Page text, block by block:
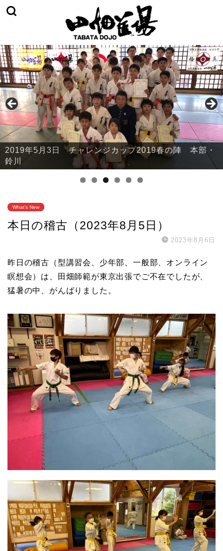
2019年5月3日 チャレンジカップ2019春の陣 山辺・
中山・大江
What's New
本日の稽古（2023年8月5日）
2023年8月6日
昨日の稽古（型講習会、少年部、一般部、オンライン
瞑想会）は、田畑師範が東京出張でご不在でしたが、
猛暑の中、がんばりました。